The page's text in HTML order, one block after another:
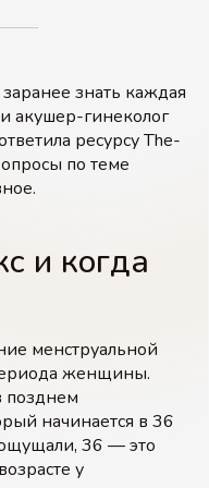
знать каждая
акушер-гинеколог
ресурсу The-
по теме
и когда
менструальной
женщины.
позднем
начинается в 36
36 — это
у